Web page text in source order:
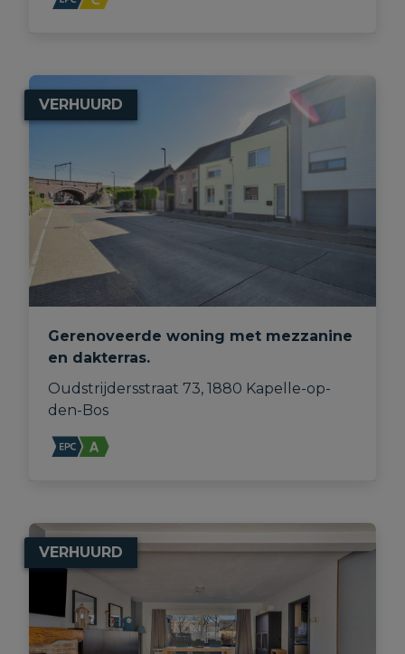
VERHUURD
Gerenoveerde woning met mezzanine
en dakterras.
Oudstrijdersstraat 73, 1880 Kapelle-op-
den-Bos
VERHUURD